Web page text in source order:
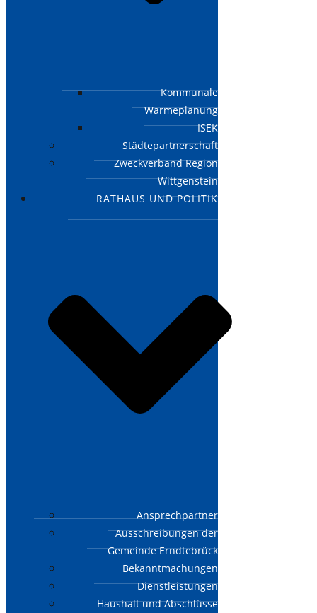
Kommunale
Wärmeplanung
ISEK
Städtepartnerschaft
Zweckverband Region
Wittgenstein
RATHAUS UND POLITIK
Ansprechpartner
Ausschreibungen der
Gemeinde Erndtebrück
Bekanntmachungen
Dienstleistungen
Haushalt und Abschlüsse